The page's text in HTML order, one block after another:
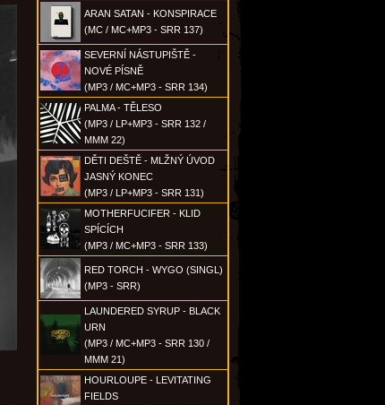
ARAN SATAN - KONSPIRACE
(MC / MC+MP3 - SRR 137)
SEVERNÍ NÁSTUPIŠTĚ -
NOVÉ PÍSNĚ
(MP3 / MC+MP3 - SRR 134)
PALMA - TĚLESO
(MP3 / LP+MP3 - SRR 132 /
MMM 22)
DĚTI DEŠTĚ - MLŽNÝ ÚVOD
JASNÝ KONEC
(MP3 / LP+MP3 - SRR 131)
MOTHERFUCIFER - KLID
SPÍCÍCH
(MP3 / MC+MP3 - SRR 133)
RED TORCH - WYGO (SINGL)
(MP3 - SRR)
LAUNDERED SYRUP - BLACK
URN
(MP3 / MC+MP3 - SRR 130 /
MMM 21)
HOURLOUPE - LEVITATING
FIELDS